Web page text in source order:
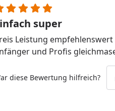
super
Leistung
und Profis
diese Bewertung hilfreich?